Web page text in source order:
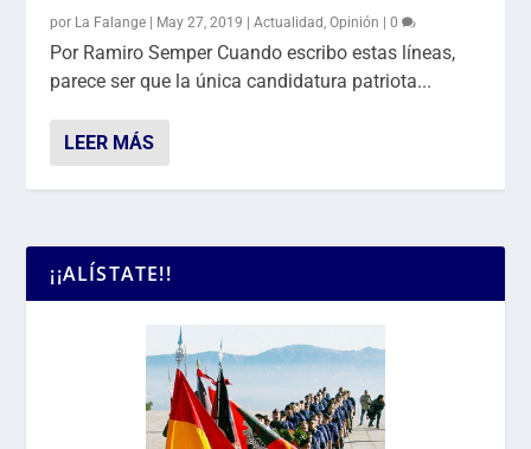
por La Falange May 27, 2019 |Actualidad,Opinión |0
Por Ramiro Semper Cuando escribo estas líneas,
parece ser que la única candidatura patriota...
LEER MÁS
¡¡ALÍSTATE!!